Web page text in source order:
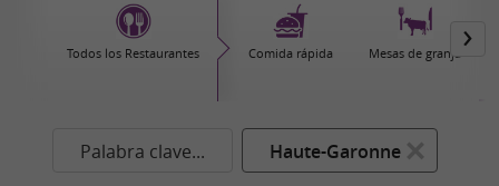
Todos los Restaurantes Comida rápida Mesas de granja
Palabra clave... Haute-Garonne